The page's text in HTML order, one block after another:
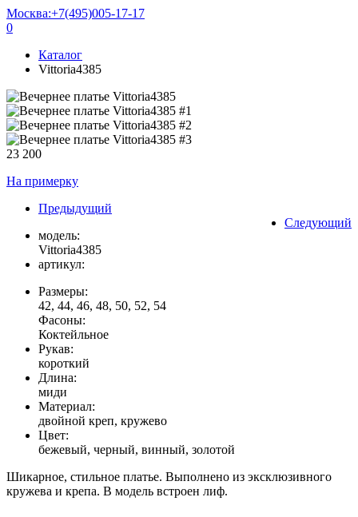
Москва:+7(495)005-17-17
0
Каталог
Vittoria4385
23 200
На примерку
Предыдущий
Следующий
модель:
Vittoria4385
артикул:
Размеры:
42, 44, 46, 48, 50, 52, 54
Фасоны:
Коктейльное
Рукав:
короткий
Длина:
миди
Материал:
двойной креп, кружево
Цвет:
бежевый, черный, винный, золотой
Шикарное, стильное платье. Выполнено из эксклюзивного
кружева и крепа. В модель встроен лиф.